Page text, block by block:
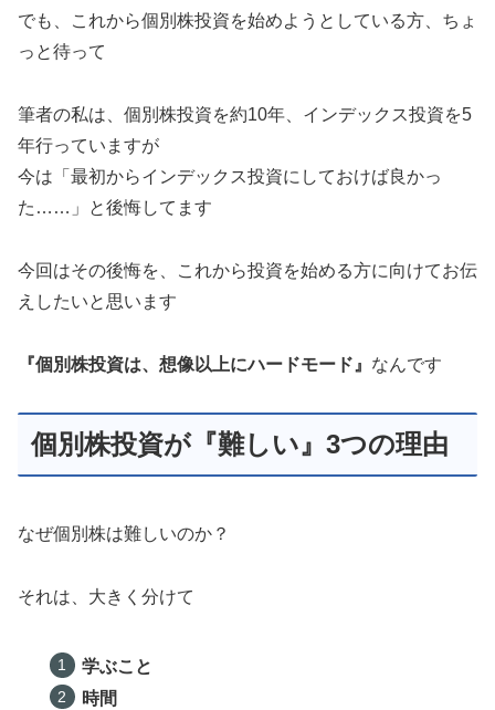
でも、これから個別株投資を始めようとしている方、ちょ
っと待って
筆者の私は、個別株投資を約10年、インデックス投資を5
年行っていますが
今は「最初からインデックス投資にしておけば良かっ
た……」と後悔してます
今回はその後悔を、これから投資を始める方に向けてお伝
えしたいと思います
『個別株投資は、想像以上にハードモード』 なんです
個別株投資が『難しい』3つの理由
なぜ個別株は難しいのか？
それは、大きく分けて
学ぶこと
時間